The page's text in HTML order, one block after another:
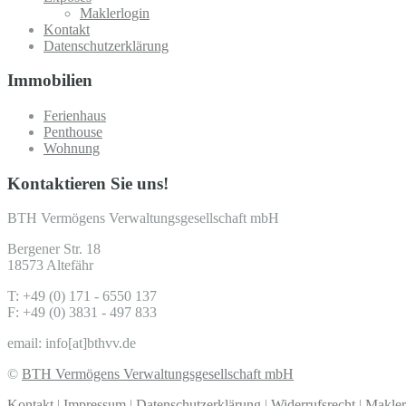
Maklerlogin
Kontakt
Datenschutzerklärung
Immobilien
Ferienhaus
Penthouse
Wohnung
Kontaktieren Sie uns!
BTH Vermögens Verwaltungsgesellschaft mbH
Bergener Str. 18
18573 Altefähr
T: +49 (0) 171 - 6550 137
F: +49 (0) 3831 - 497 833
email: info[at]bthvv.de
© BTH Vermögens Verwaltungsgesellschaft mbH